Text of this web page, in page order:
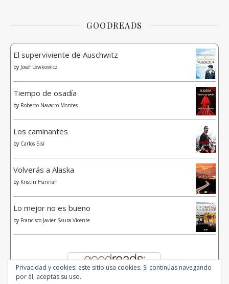
GOODREADS
El superviviente de Auschwitz
by Josef Lewkowicz
Tiempo de osadía
by Roberto Navarro Montes
Los caminantes
by Carlos Sisí
Volverás a Alaska
by Kristin Hannah
Lo mejor no es bueno
by Francisco Javier Saura Vicente
Privacidad y cookies: este sitio usa cookies. Si continúas navegando
por él, aceptas su uso.